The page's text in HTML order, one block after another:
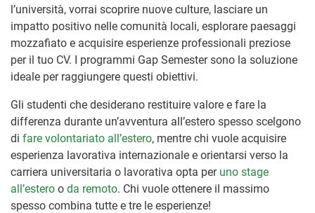
l’università, vorrai scoprire nuove culture, lasciare un
impatto positivo nelle comunità locali, esplorare paesaggi
mozzafiato e acquisire esperienze professionali preziose
per il tuo CV. I programmi Gap Semester sono la soluzione
ideale per raggiungere questi obiettivi.
Gli studenti che desiderano restituire valore e fare la
differenza durante un’avventura all’estero spesso scelgono
di fare volontariato all’estero, mentre chi vuole acquisire
esperienza lavorativa internazionale e orientarsi verso la
carriera universitaria o lavorativa opta per uno stage
all’estero o da remoto. Chi vuole ottenere il massimo
spesso combina tutte e tre le esperienze!